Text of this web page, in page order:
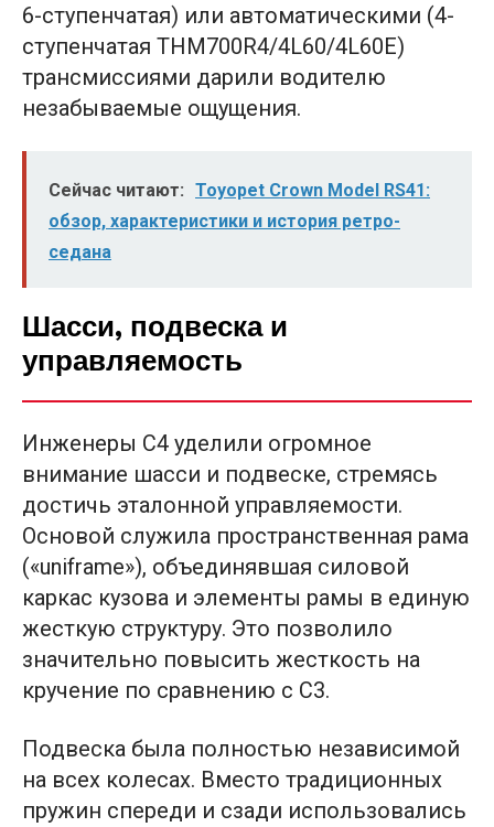
6-ступенчатая) или автоматическими (4-
ступенчатая THM700R4/4L60/4L60E)
трансмиссиями дарили водителю
незабываемые ощущения.
Сейчас читают: Toyopet Crown Model RS41:
обзор, характеристики и история ретро-
седана
Шасси, подвеска и
управляемость
Инженеры C4 уделили огромное
внимание шасси и подвеске, стремясь
достичь эталонной управляемости.
Основой служила пространственная рама
(«uniframe»), объединявшая силовой
каркас кузова и элементы рамы в единую
жесткую структуру. Это позволило
значительно повысить жесткость на
кручение по сравнению с C3.
Подвеска была полностью независимой
на всех колесах. Вместо традиционных
пружин спереди и сзади использовались